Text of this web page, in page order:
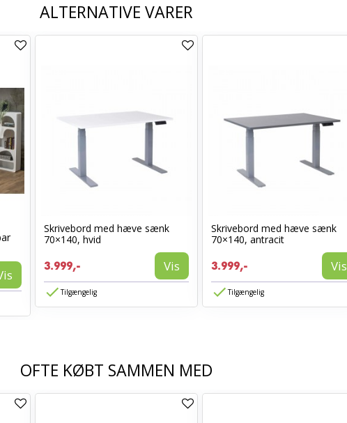
ALTERNATIVE VARER
Skrivebord med hæve sænk
70×140, hvid
3.999,- Vis
Tilgængelig
Skrivebord med hæve sænk
70×140, antracit
3.999,- Vis
Tilgængelig
OFTE KØBT SAMMEN MED